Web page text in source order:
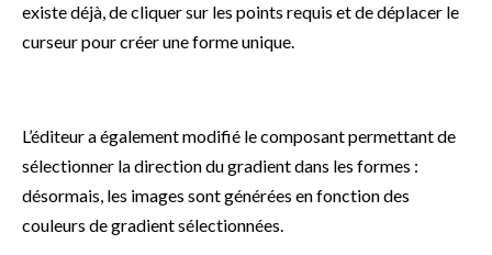
existe déjà, de cliquer sur les points requis et de déplacer le
curseur pour créer une forme unique.
L’éditeur a également modifié le composant permettant de
sélectionner la direction du gradient dans les formes :
désormais, les images sont générées en fonction des
couleurs de gradient sélectionnées.